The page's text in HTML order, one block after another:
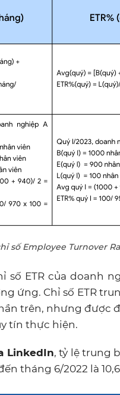
số Employee Turnover
số ETR của doanh
ứng. Chỉ số ETR
trên, nhưng được
tín thực hiện.
LinkedIn, tỷ lệ trung
tháng 6/2022 là